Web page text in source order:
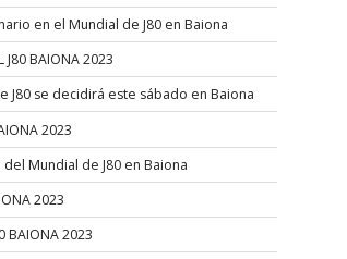
en el Mundial de J80 en Baiona
J80 BAIONA 2023
J80 se decidirá este sábado en Baiona
2023
Mundial de J80 en Baiona
2023
BAIONA 2023